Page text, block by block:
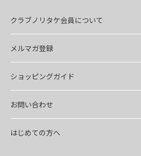
クラブノリタケ会員について
メルマガ登録
ショッピングガイド
お問い合わせ
はじめての方へ